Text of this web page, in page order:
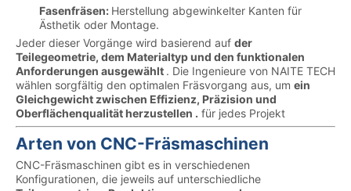
Fasenfräsen: Herstellung abgewinkelter Kanten für
Ästhetik oder Montage.
Jeder dieser Vorgänge wird basierend auf der
Teilegeometrie, dem Materialtyp und den funktionalen
Anforderungen ausgewählt . Die Ingenieure von NAITE TECH
wählen sorgfältig den optimalen Fräsvorgang aus, um ein
Gleichgewicht zwischen Effizienz, Präzision und
Oberflächenqualität herzustellen . für jedes Projekt
Arten von CNC-Fräsmaschinen
CNC-Fräsmaschinen gibt es in verschiedenen
Konfigurationen, die jeweils auf unterschiedliche